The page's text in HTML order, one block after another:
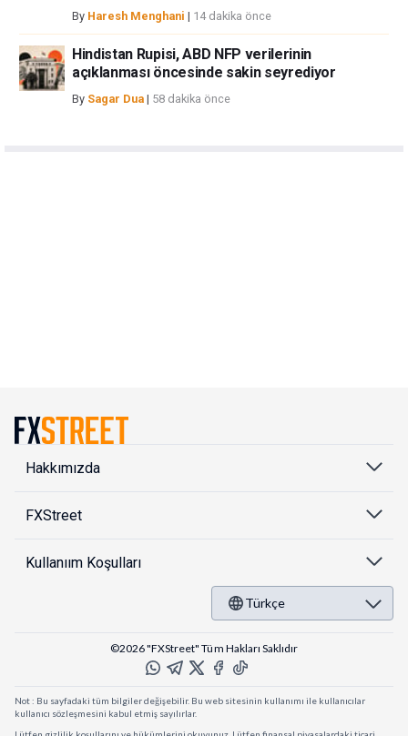
By Haresh Menghani | 14 dakika önce
Hindistan Rupisi, ABD NFP verilerinin
açıklanması öncesinde sakin seyrediyor
By Sagar Dua | 58 dakika önce
Hakkımızda
FXStreet
Kullanıım Koşulları
Türkçe
©2026 "FXStreet" Tüm Hakları Saklıdır
Not : Bu sayfadaki tüm bilgiler değişebilir. Bu web sitesinin kullanımı ile kullanıcılar
kullanıcı sözleşmesini kabul etmiş sayılırlar.